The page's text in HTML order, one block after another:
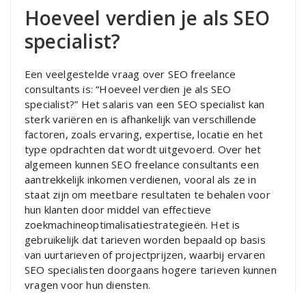
Hoeveel verdien je als SEO
specialist?
Een veelgestelde vraag over SEO freelance
consultants is: “Hoeveel verdien je als SEO
specialist?” Het salaris van een SEO specialist kan
sterk variëren en is afhankelijk van verschillende
factoren, zoals ervaring, expertise, locatie en het
type opdrachten dat wordt uitgevoerd. Over het
algemeen kunnen SEO freelance consultants een
aantrekkelijk inkomen verdienen, vooral als ze in
staat zijn om meetbare resultaten te behalen voor
hun klanten door middel van effectieve
zoekmachineoptimalisatiestrategieën. Het is
gebruikelijk dat tarieven worden bepaald op basis
van uurtarieven of projectprijzen, waarbij ervaren
SEO specialisten doorgaans hogere tarieven kunnen
vragen voor hun diensten.